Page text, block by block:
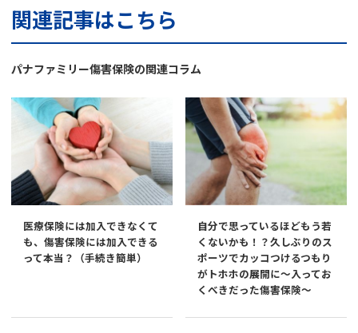
関連記事はこちら
パナファミリー傷害保険の関連コラム
医療保険には加入できなくて
も、傷害保険には加入できる
って本当？（手続き簡単）
自分で思っているほどもう若
くないかも！？久しぶりのス
ポーツでカッコつけるつもり
がトホホの展開に～入ってお
くべきだった傷害保険～